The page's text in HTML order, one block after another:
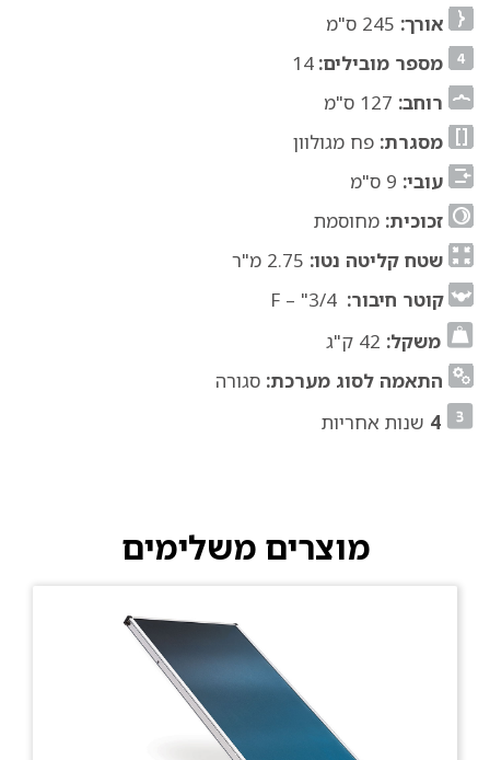
אורך:
מספר מובילים: 14
רוחב:
מסגרת: פח מגולוון
עובי:
זכוכית: מחוסמת
שטח קליטה נטו:
קוטר חיבור:
משקל:
התאמה לסוג מערכת: סגורה
4 שנות אחריות
מוצרים משלימים